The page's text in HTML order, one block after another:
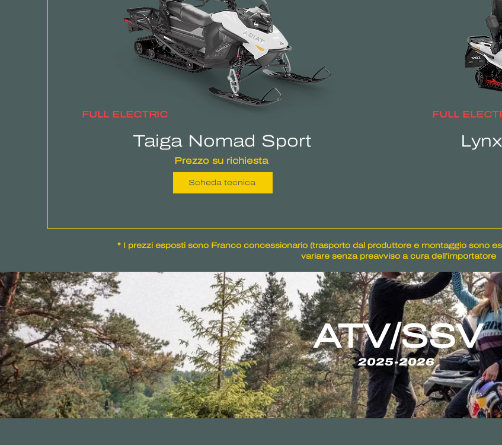
FULL ELECTRIC
Taiga Nomad Sport
Prezzo su richiesta
Scheda tecnica
FULL
* I prezzi esposti sono Franco concessionario (trasporto dal produttore e montaggio sono
variare senza preavviso a cura dell’importatore
ATV/SSV
2025-2026